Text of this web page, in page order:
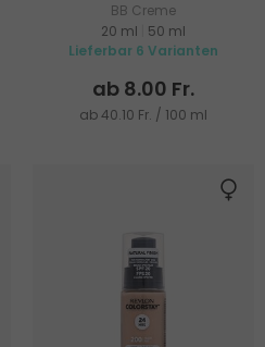
BB Creme
20 ml
50 ml
Lieferbar 6 Varianten
ab 8.00 Fr.
ab 40.10 Fr. / 100 ml